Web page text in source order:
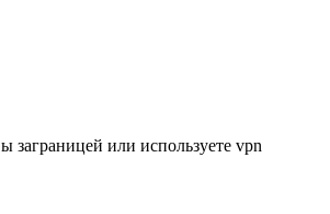
или используете vpn